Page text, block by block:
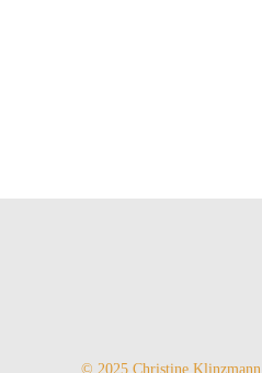
© 2025 Christine Klinzmann